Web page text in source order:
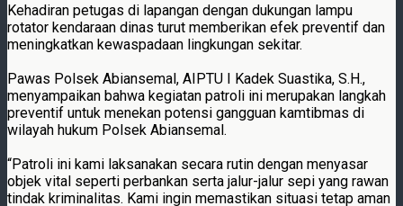
Kehadiran petugas di lapangan dengan dukungan lampu
rotator kendaraan dinas turut memberikan efek preventif dan
meningkatkan kewaspadaan lingkungan sekitar.
Pawas Polsek Abiansemal, AIPTU I Kadek Suastika, S.H.,
menyampaikan bahwa kegiatan patroli ini merupakan langkah
preventif untuk menekan potensi gangguan kamtibmas di
wilayah hukum Polsek Abiansemal.
“Patroli ini kami laksanakan secara rutin dengan menyasar
objek vital seperti perbankan serta jalur-jalur sepi yang rawan
tindak kriminalitas. Kami ingin memastikan situasi tetap aman